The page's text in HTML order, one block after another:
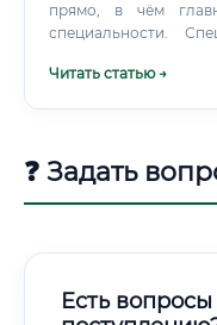
прямо, в чём
специальности.
объект, любой регион
Читать статью →
❓ Задать
Есть